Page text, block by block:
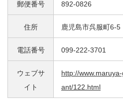
郵便番号 892-0826
住所 鹿児島市呉服町6-
電話番号 099-222-3701
ウェブサ
イト
http://
ant/122.html